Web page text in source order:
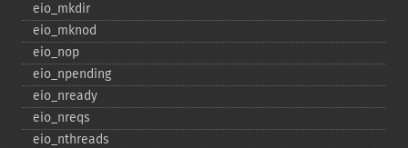
eio_​mkdir
eio_​mknod
eio_​nop
eio_​npending
eio_​nready
eio_​nreqs
eio_​nthreads